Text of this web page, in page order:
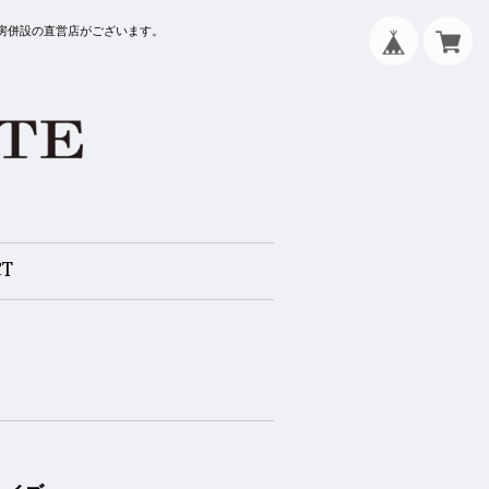
設の直営店がございます。